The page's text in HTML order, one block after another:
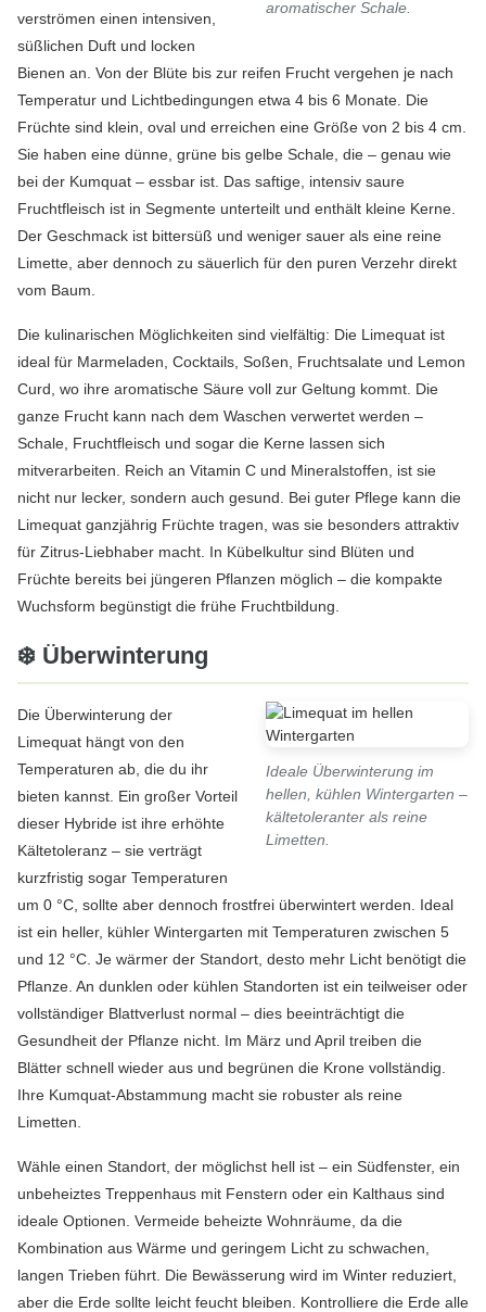
aromatischer Schale.
verströmen einen intensiven,
süßlichen Duft und locken
Bienen an. Von der Blüte bis zur reifen Frucht vergehen je nach
Temperatur und Lichtbedingungen etwa 4 bis 6 Monate. Die
Früchte sind klein, oval und erreichen eine Größe von 2 bis 4 cm.
Sie haben eine dünne, grüne bis gelbe Schale, die – genau wie
bei der Kumquat – essbar ist. Das saftige, intensiv saure
Fruchtfleisch ist in Segmente unterteilt und enthält kleine Kerne.
Der Geschmack ist bittersüß und weniger sauer als eine reine
Limette, aber dennoch zu säuerlich für den puren Verzehr direkt
vom Baum.
Die kulinarischen Möglichkeiten sind vielfältig: Die Limequat ist
ideal für Marmeladen, Cocktails, Soßen, Fruchtsalate und Lemon
Curd, wo ihre aromatische Säure voll zur Geltung kommt. Die
ganze Frucht kann nach dem Waschen verwertet werden –
Schale, Fruchtfleisch und sogar die Kerne lassen sich
mitverarbeiten. Reich an Vitamin C und Mineralstoffen, ist sie
nicht nur lecker, sondern auch gesund. Bei guter Pflege kann die
Limequat ganzjährig Früchte tragen, was sie besonders attraktiv
für Zitrus-Liebhaber macht. In Kübelkultur sind Blüten und
Früchte bereits bei jüngeren Pflanzen möglich – die kompakte
Wuchsform begünstigt die frühe Fruchtbildung.
❄️ Überwinterung
Ideale Überwinterung im
hellen, kühlen Wintergarten –
kältetoleranter als reine
Limetten.
Die Überwinterung der
Limequat hängt von den
Temperaturen ab, die du ihr
bieten kannst. Ein großer Vorteil
dieser Hybride ist ihre erhöhte
Kältetoleranz – sie verträgt
kurzfristig sogar Temperaturen
um 0 °C, sollte aber dennoch frostfrei überwintert werden. Ideal
ist ein heller, kühler Wintergarten mit Temperaturen zwischen 5
und 12 °C. Je wärmer der Standort, desto mehr Licht benötigt die
Pflanze. An dunklen oder kühlen Standorten ist ein teilweiser oder
vollständiger Blattverlust normal – dies beeinträchtigt die
Gesundheit der Pflanze nicht. Im März und April treiben die
Blätter schnell wieder aus und begrünen die Krone vollständig.
Ihre Kumquat-Abstammung macht sie robuster als reine
Limetten.
Wähle einen Standort, der möglichst hell ist – ein Südfenster, ein
unbeheiztes Treppenhaus mit Fenstern oder ein Kalthaus sind
ideale Optionen. Vermeide beheizte Wohnräume, da die
Kombination aus Wärme und geringem Licht zu schwachen,
langen Trieben führt. Die Bewässerung wird im Winter reduziert,
aber die Erde sollte leicht feucht bleiben. Kontrolliere die Erde alle